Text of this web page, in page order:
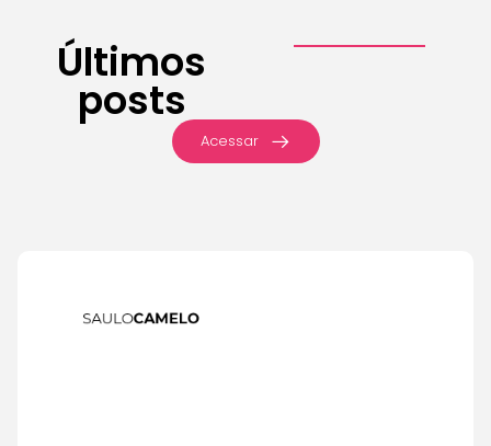
Últimos
posts
Acessar